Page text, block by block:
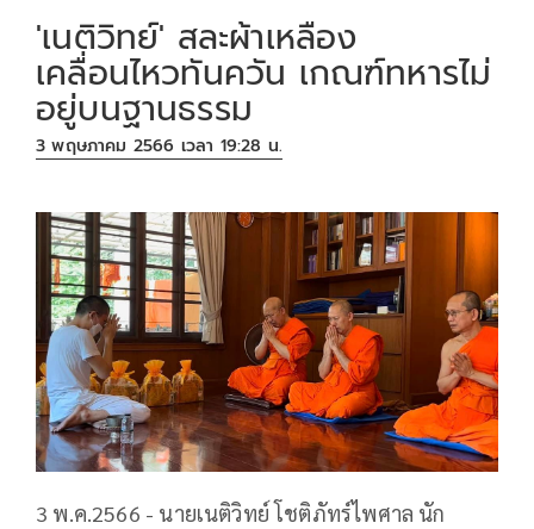
'เนติวิทย์' สละผ้าเหลือง
เคลื่อนไหวทันควัน เกณฑ์ทหารไม่
อยู่บนฐานธรรม
3 พฤษภาคม 2566 เวลา 19:28 น.
3 พ.ค.2566 - นายเนติวิทย์ โชติภัทร์ไพศาล นัก